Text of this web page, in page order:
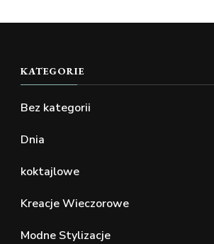
KATEGORIE
Bez kategorii
Dnia
koktajlowe
Kreacje Wieczorowe
Modne Stylizacje